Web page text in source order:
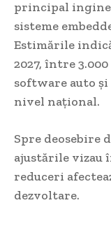
principal
sisteme
Estimările
2027, între
software auto și
nivel național.
Spre deosebire
ajustările vizau
reduceri
dezvoltare.